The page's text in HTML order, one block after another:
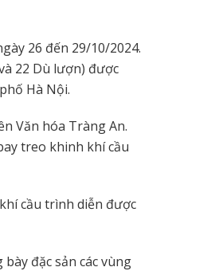
26 đến 29/10/2024.
22 Dù lượn) được
Hà Nội.
Văn hóa Tràng An.
treo khinh khí cầu
cầu trình diễn được
đặc sản các vùng